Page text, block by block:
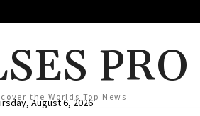
PRO
the Worlds Top News
August 6, 2026